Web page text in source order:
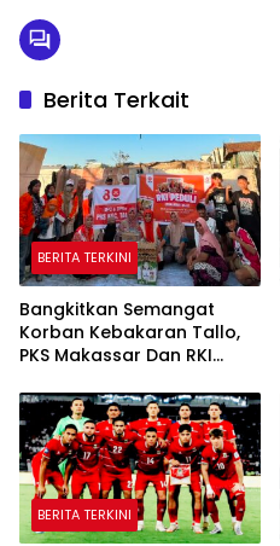
Berita Terkait
BERITA TERKINI
Bangkitkan Semangat
Korban Kebakaran Tallo,
PKS Makassar Dan RKI
BERITA TERKINI